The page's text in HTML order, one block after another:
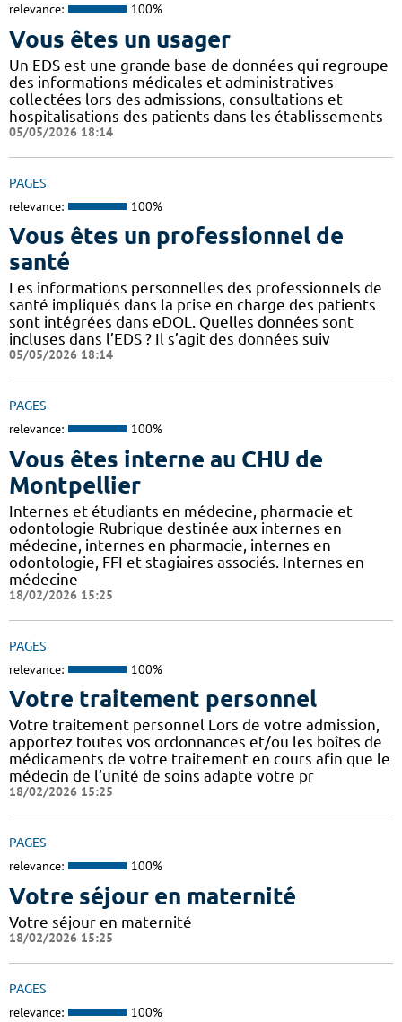
relevance: 100%
Vous êtes un usager
Un EDS est une grande base de données qui regroupe
des informations médicales et administratives
collectées lors des admissions, consultations et
hospitalisations des patients dans les établissements
05/05/2026 18:14
PAGES
relevance: 100%
Vous êtes un professionnel de
santé
Les informations personnelles des professionnels de
santé impliqués dans la prise en charge des patients
sont intégrées dans eDOL. Quelles données sont
incluses dans l’EDS ? Il s’agit des données suiv
05/05/2026 18:14
PAGES
relevance: 100%
Vous êtes interne au CHU de
Montpellier
Internes et étudiants en médecine, pharmacie et
odontologie Rubrique destinée aux internes en
médecine, internes en pharmacie, internes en
odontologie, FFI et stagiaires associés. Internes en
médecine
18/02/2026 15:25
PAGES
relevance: 100%
Votre traitement personnel
Votre traitement personnel Lors de votre admission,
apportez toutes vos ordonnances et/ou les boîtes de
médicaments de votre traitement en cours afin que le
médecin de l’unité de soins adapte votre pr
18/02/2026 15:25
PAGES
relevance: 100%
Votre séjour en maternité
Votre séjour en maternité
18/02/2026 15:25
PAGES
relevance: 100%